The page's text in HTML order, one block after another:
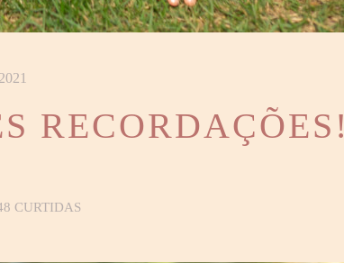
RECORDAÇÕES!
CURTIDAS